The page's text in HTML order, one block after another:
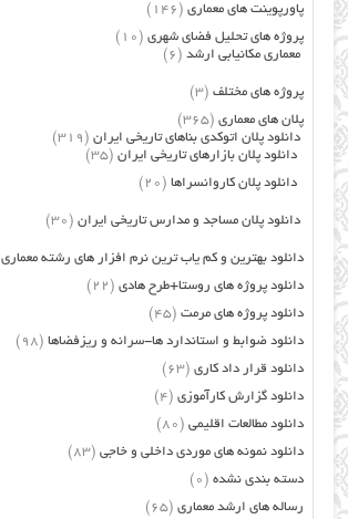
پاورپوینت های معماری (146)
پروژه های تحلیل فضای شهری (10)
معماری مکانیابی ارشد (6)
پروژه های مختلف (3)
پلان های معماری (365)
دانلود پلان اتوکدی بناهای تاریخی ایران (319)
دانلود پلان بازارهای تاریخی ایران (35)
دانلود پلان کاروانسراها (20)
دانلود پلان مساجد و مدارس تاریخی ایران (30)
دانلود بهترین و کم یاب ترین نرم افزار های رشته معماری
دانلود پروژه های روستا+طرح هادی (22)
دانلود پروژه های مرمت (45)
دانلود ضوابط و استاندارد ها-سرانه و ریزفضاها (98)
دانلود قرار داد کاری (63)
دانلود گزارش کارآموزی (4)
دانلود مطالعات اقلیمی (80)
دانلود نمونه های موردی داخلی و خاجی (83)
دسته بندی نشده (0)
رساله های ارشد معماری (65)